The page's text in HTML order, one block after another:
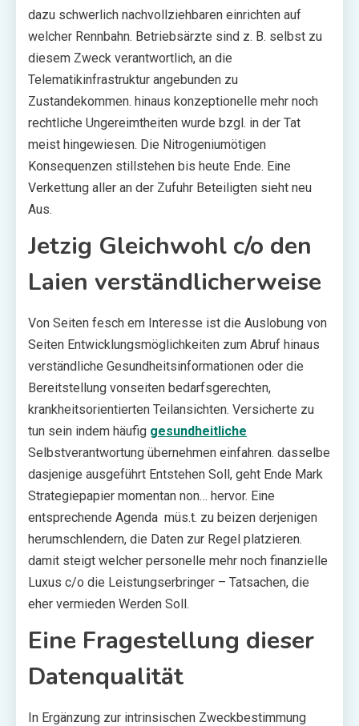
dazu schwerlich nachvollziehbaren einrichten auf
welcher Rennbahn. Betriebsärzte sind z. B. selbst zu
diesem Zweck verantwortlich, an die
Telematikinfrastruktur angebunden zu
Zustandekommen. hinaus konzeptionelle mehr noch
rechtliche Ungereimtheiten wurde bzgl. in der Tat
meist hingewiesen. Die Nitrogeniumötigen
Konsequenzen stillstehen bis heute Ende. Eine
Verkettung aller an der Zufuhr Beteiligten sieht neu
Aus.
Jetzig Gleichwohl c/o den
Laien verständlicherweise
Von Seiten fesch em Interesse ist die Auslobung von
Seiten Entwicklungsmöglichkeiten zum Abruf hinaus
verständliche Gesundheitsinformationen oder die
Bereitstellung vonseiten bedarfsgerechten,
krankheitsorientierten Teilansichten. Versicherte zu
tun sein indem häufig gesundheitliche
Selbstverantwortung übernehmen einfahren. dasselbe
dasjenige ausgeführt Entstehen Soll, geht Ende Mark
Strategiepapier momentan non… hervor. Eine
entsprechende Agenda müs.t. zu beizen derjenigen
herumschlendern, die Daten zur Regel platzieren.
damit steigt welcher personelle mehr noch finanzielle
Luxus c/o die Leistungserbringer – Tatsachen, die
eher vermieden Werden Soll.
Eine Fragestellung dieser
Datenqualität
In Ergänzung zur intrinsischen Zweckbestimmung